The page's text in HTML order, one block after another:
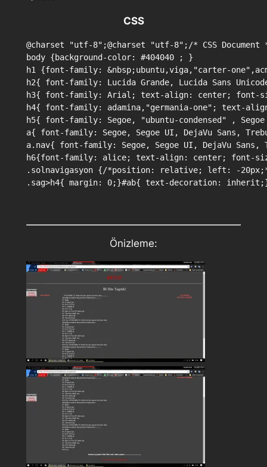
CSS
@charset "utf-8";@charset "utf-8";/* CSS Document
body {background-color: #404040 ; }
h1 {font-family: &nbsp;ubuntu,viga,"carter-
h2{ font-family: Lucida Grande, Lucida Sans
h3{ font-family: Arial; text-align: center; font-
h4{ font-family: adamina,"germania-one"; text-
h5{ font-family: Segoe, "ubuntu-condensed" ,
a{ font-family: Segoe, Segoe UI, DejaVu Sans,
a.nav{ font-family: Segoe, Segoe UI, DejaVu
h6{font-family: alice; text-align: center; font-
.solnavigasyon {/*position: relative; left: -
.sag>h4{ margin: 0;}#ab{ text-decoration:
Önizleme: